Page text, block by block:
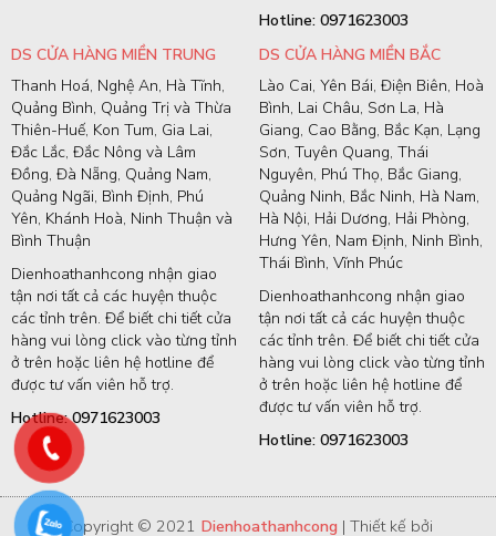
Hotline: 0971623003
DS CỬA HÀNG MIỀN TRUNG
Thanh Hoá, Nghệ An, Hà Tĩnh,
Quảng Bình, Quảng Trị và Thừa
Thiên-Huế, Kon Tum, Gia Lai,
Đắc Lắc, Đắc Nông và Lâm
Đồng, Đà Nẵng, Quảng Nam,
Quảng Ngãi, Bình Định, Phú
Yên, Khánh Hoà, Ninh Thuận và
Bình Thuận
Dienhoathanhcong nhận giao
tận nơi tất cả các huyện thuộc
các tỉnh trên. Để biết chi tiết cửa
hàng vui lòng click vào từng tỉnh
ở trên hoặc liên hệ hotline để
được tư vấn viên hỗ trợ.
Hotline: 0971623003
DS CỬA HÀNG MIỀN BẮC
Lào Cai, Yên Bái, Điện Biên, Hoà
Bình, Lai Châu, Sơn La, Hà
Giang, Cao Bằng, Bắc Kạn, Lạng
Sơn, Tuyên Quang, Thái
Nguyên, Phú Thọ, Bắc Giang,
Quảng Ninh, Bắc Ninh, Hà Nam,
Hà Nội, Hải Dương, Hải Phòng,
Hưng Yên, Nam Định, Ninh Bình,
Thái Bình, Vĩnh Phúc
Dienhoathanhcong nhận giao
tận nơi tất cả các huyện thuộc
các tỉnh trên. Để biết chi tiết cửa
hàng vui lòng click vào từng tỉnh
ở trên hoặc liên hệ hotline để
được tư vấn viên hỗ trợ.
Hotline: 0971623003
Copyright © 2021 Dienhoathanhcong | Thiết kế bởi